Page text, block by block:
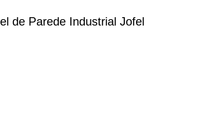
de Parede Industrial Jofel